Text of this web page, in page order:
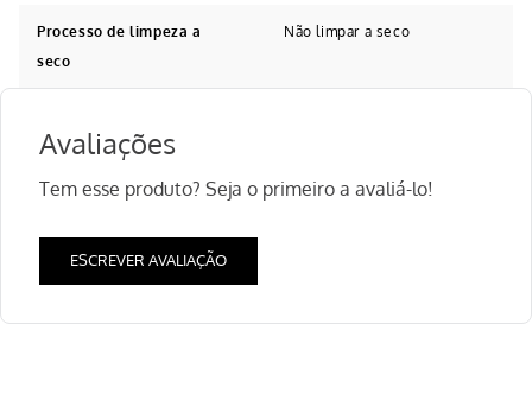
Processo de limpeza a
seco
Não limpar a seco
Avaliações
Tem esse produto? Seja o primeiro a avaliá-lo!
ESCREVER AVALIAÇÃO